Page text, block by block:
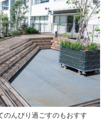
のんびり過ごすのもおすす